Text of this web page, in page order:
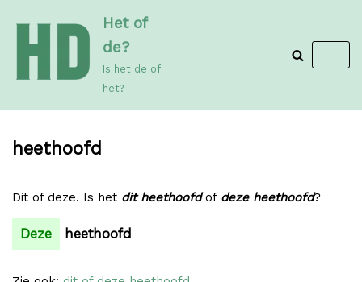
de
inhoud
Het of
de?
Is het de of
het?
heethoofd
Dit of deze. Is het dit heethoofdof deze heethoofd?
Deze heethoofd